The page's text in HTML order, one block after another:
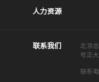
人力资源
联系我们
北京
号正
联系